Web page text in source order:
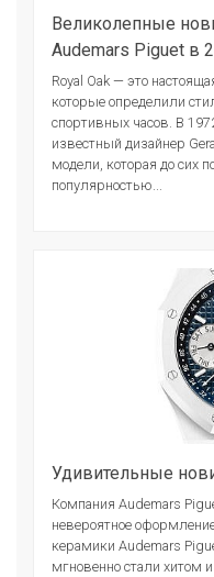
Великолепные
Audemars Piguet в
Royal Oak — это
которые определили
спортивных часов. В
известный дизайнер
модели, которая до сих
популярностью...
Удивительные
Компания Audemars
невероятное
керамики Audemars
мгновенно стали хитом